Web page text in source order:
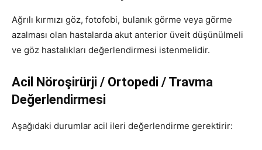
Ağrılı kırmızı göz, fotofobi, bulanık görme veya görme
azalması olan hastalarda akut anterior üveit düşünülmeli
ve göz hastalıkları değerlendirmesi istenmelidir.
Acil Nöroşirürji / Ortopedi / Travma
Değerlendirmesi
Aşağıdaki durumlar acil ileri değerlendirme gerektirir: